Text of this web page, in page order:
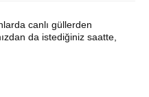
canlı güllerden
da istediğiniz saatte,